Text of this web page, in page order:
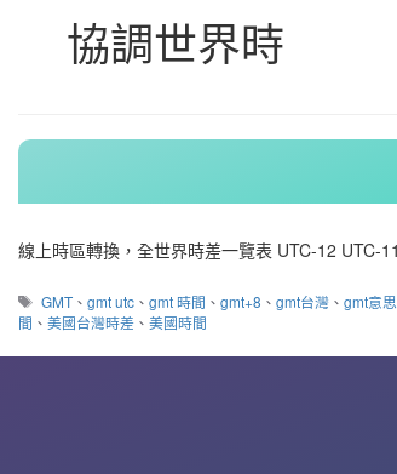
協調世界時
線上時區轉換，全世界時差一覽表 UTC-12 UTC-
標
籤
GMT 、gmt utc 、gmt 時間 、gmt+8 、gmt台灣 、gmt意思
間 、 美國台灣時差 、 美國時間